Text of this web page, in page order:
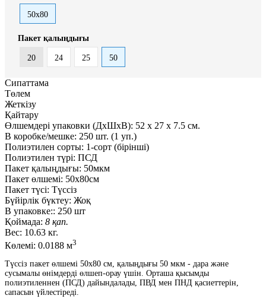
50x80
Пакет қалыңдығы
20 24 25 50
Сипаттама
Төлем
Жеткізу
Қайтару
Өлшемдері упаковки (ДxШxВ): 52 x 27 x 7.5 см.
В коробке/мешке: 250 шт. (1 уп.)
Полиэтилен сорты: 1-сорт (бірінші)
Полиэтилен түрі: ПСД
Пакет қалыңдығы: 50мкм
Пакет өлшемі: 50x80см
Пакет түсі: Түссіз
Бүйірлік бүктеу: Жоқ
В упаковке:: 250 шт
Қоймада: 8 қап.
Вес: 10.63 кг.
Көлемі: 0.0188 м3
Түссіз пакет өлшемі 50x80 см, қалыңдығы 50 мкм - дара және
сусымалы өнімдерді өлшеп-орау үшін. Орташа қысымды
полиэтиленнен (ПСД) дайындалады, ПВД мен ПНД қасиеттерін,
сапасын үйлестіреді.